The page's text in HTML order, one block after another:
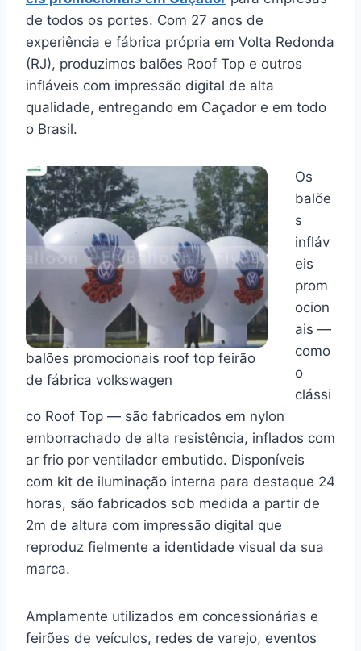
de todos os portes. Com 27 anos de
experiência e fábrica própria em Volta Redonda
(RJ), produzimos balões Roof Top e outros
infláveis com impressão digital de alta
qualidade, entregando em Caçador e em todo
o Brasil.
balões promocionais roof top feirão
de fábrica volkswagen
Os
balõe
s
infláv
eis
prom
ocion
ais —
como
o
clássi
co Roof Top — são fabricados em nylon
emborrachado de alta resistência, inflados com
ar frio por ventilador embutido. Disponíveis
com kit de iluminação interna para destaque 24
horas, são fabricados sob medida a partir de
2m de altura com impressão digital que
reproduz fielmente a identidade visual da sua
marca.
Amplamente utilizados em concessionárias e
feirões de veículos, redes de varejo, eventos